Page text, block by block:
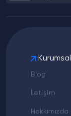
Kurumsal
Blog
İletişim
Hakkımızda